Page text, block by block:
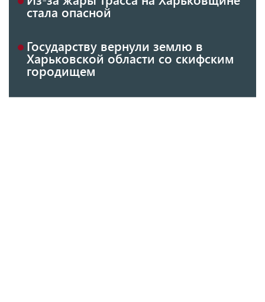
стала опасной
Государству вернули землю в
Харьковской области со скифским
городищем